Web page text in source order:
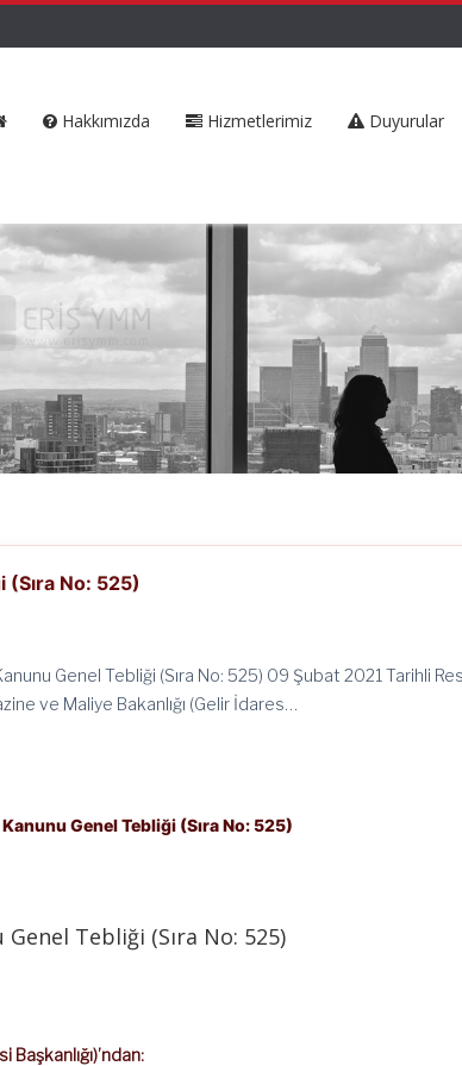
Hakkımızda Hizmetlerimiz Duyurular
No: 525)
Genel Tebliği (Sıra No: 525) 09 Şubat 2021 Tarihli
ve Maliye Bakanlığı (Gelir İdares…
Genel Tebliği (Sıra No: 525)
Tebliği (Sıra No: 525)
Başkanlığı)’ndan: